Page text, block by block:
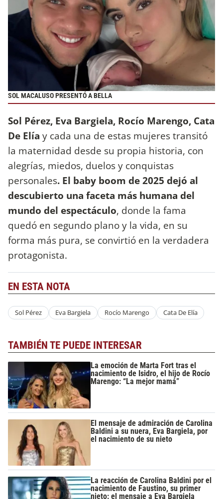
SOL MACALUSO PRESENTÓ A BELLA
Sol Pérez, Eva Bargiela, Rocío Marengo, Cata
De Elía y cada una de estas mujeres transitó
la maternidad desde su propia historia, con
alegrías, miedos, duelos y conquistas
personales. El baby boom de 2025 dejó al
descubierto una faceta más humana del
mundo del espectáculo, donde la fama
quedó en segundo plano y la vida, en su
forma más pura, se convirtió en la verdadera
protagonista.
EN ESTA NOTA
Sol Pérez Eva Bargiela Rocío Marengo Cata De Elía
TAMBIÉN TE PUEDE INTERESAR
La emoción de Marta Fort tras el
nacimiento de Isidro, el hijo de Rocío
Marengo: “La mejor mamá”
El mensaje de admiración de Carolina
Baldini a su nuera, Eva Bargiela, por
el nacimiento de su nieto
La reacción de Carolina Baldini por el
nacimiento de Faustino, su primer
nieto: el mensaje a Eva Bargiela